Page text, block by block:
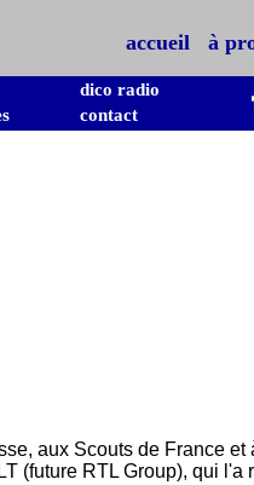
accueil à
dico radio
contact
aux Scouts de France et
(future RTL Group), qui l'a